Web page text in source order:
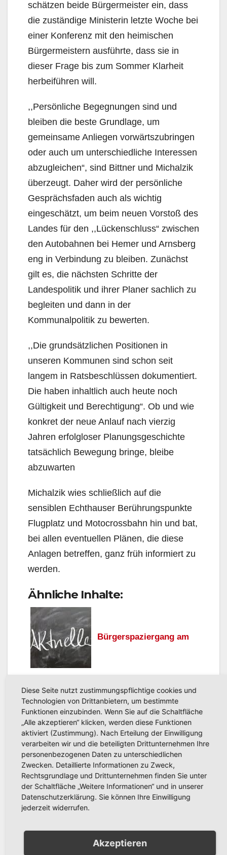
schätzen beide Bürgermeister ein, dass
die zuständige Ministerin letzte Woche bei
einer Konferenz mit den heimischen
Bürgermeistern ausführte, dass sie in
dieser Frage bis zum Sommer Klarheit
herbeiführen will.
,,Persönliche Begegnungen sind und
bleiben die beste Grundlage, um
gemeinsame Anliegen vorwärtszubringen
oder auch um unterschiedliche Interessen
abzugleichen“, sind Bittner und Michalzik
überzeugt. Daher wird der persönliche
Gesprächsfaden auch als wichtig
eingeschätzt, um beim neuen Vorstoß des
Landes für den ,,Lückenschluss“ zwischen
den Autobahnen bei Hemer und Arnsberg
eng in Verbindung zu bleiben. Zunächst
gilt es, die nächsten Schritte der
Landespolitik und ihrer Planer sachlich zu
begleiten und dann in der
Kommunalpolitik zu bewerten.
,,Die grundsätzlichen Positionen in
unseren Kommunen sind schon seit
langem in Ratsbeschlüssen dokumentiert.
Die haben inhaltlich auch heute noch
Gültigkeit und Berechtigung“. Ob und wie
konkret der neue Anlauf nach vierzig
Jahren erfolgloser Planungsgeschichte
tatsächlich Bewegung bringe, bleibe
abzuwarten
Michalzik wies schließlich auf die
sensiblen Echthauser Berührungspunkte
Flugplatz und Moto­crossbahn hin und bat,
bei allen eventuellen Plänen, die diese
Anlagen betreffen, ganz früh informiert zu
werden.
Ähnliche Inhalte:
Bürgerspaziergang am
Bürgermeister
Bittner zu Gast bei Expertengespräch mit
Bundesinnenminister Horst Seehofer zum
Thema „Demografischer Wandel und
Diese Seite nutzt zustimmungspflichtige cookies und
Technologien von Drittanbietern, um bestimmte
Funktionen einzubinden. Wenn Sie auf die Schaltfläche
„Alle akzeptieren“ klicken, werden diese Funktionen
aktiviert (Zustimmung). Nach Erteilung der Einwilligung
verarbeiten wir und die beteiligten Drittunternehmen Ihre
personenbezogenen Daten zu unterschiedlichen
Zwecken. Detaillierte Informationen zu Zweck,
Rechtsgrundlage und Drittunternehmen finden Sie unter
der Schaltfläche „Weitere Informationen“ und in unserer
Datenschutzerklärung. Sie können Ihre Einwilligung
jederzeit widerrufen.
Akzeptieren